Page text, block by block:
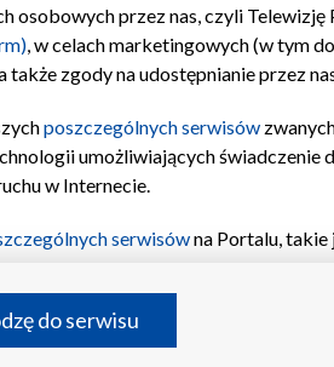
przez nas, czyli Telewizję
, w celach marketingowych (w tym
zgody na udostępnianie przez
poszczególnych serwisów
umożliwiających świadczenie
w Internecie.
serwisówna Portalu,
informacji na urządzeniu lub
spersonalizowanych treści, wyboru
opracowywania i ulepszania
do serwisu